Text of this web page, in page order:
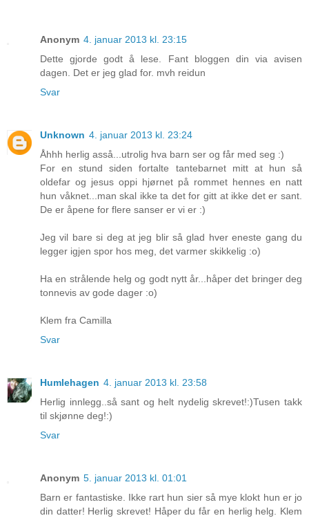
Anonym 4. januar 2013 kl. 23:15
Dette gjorde godt å lese. Fant bloggen din via avisen
dagen. Det er jeg glad for. mvh reidun
Svar
Unknown 4. januar 2013 kl. 23:24
Åhhh herlig asså...utrolig hva barn ser og får med seg :)
For en stund siden fortalte tantebarnet mitt at hun så
oldefar og jesus oppi hjørnet på rommet hennes en natt
hun våknet...man skal ikke ta det for gitt at ikke det er sant.
De er åpene for flere sanser er vi er :)
Jeg vil bare si deg at jeg blir så glad hver eneste gang du
legger igjen spor hos meg, det varmer skikkelig :o)
Ha en strålende helg og godt nytt år...håper det bringer deg
tonnevis av gode dager :o)
Klem fra Camilla
Svar
Humlehagen 4. januar 2013 kl. 23:58
Herlig innlegg..så sant og helt nydelig skrevet!:)Tusen takk
til skjønne deg!:)
Svar
Anonym 5. januar 2013 kl. 01:01
Barn er fantastiske. Ikke rart hun sier så mye klokt hun er jo
din datter! Herlig skrevet! Håper du får en herlig helg. Klem